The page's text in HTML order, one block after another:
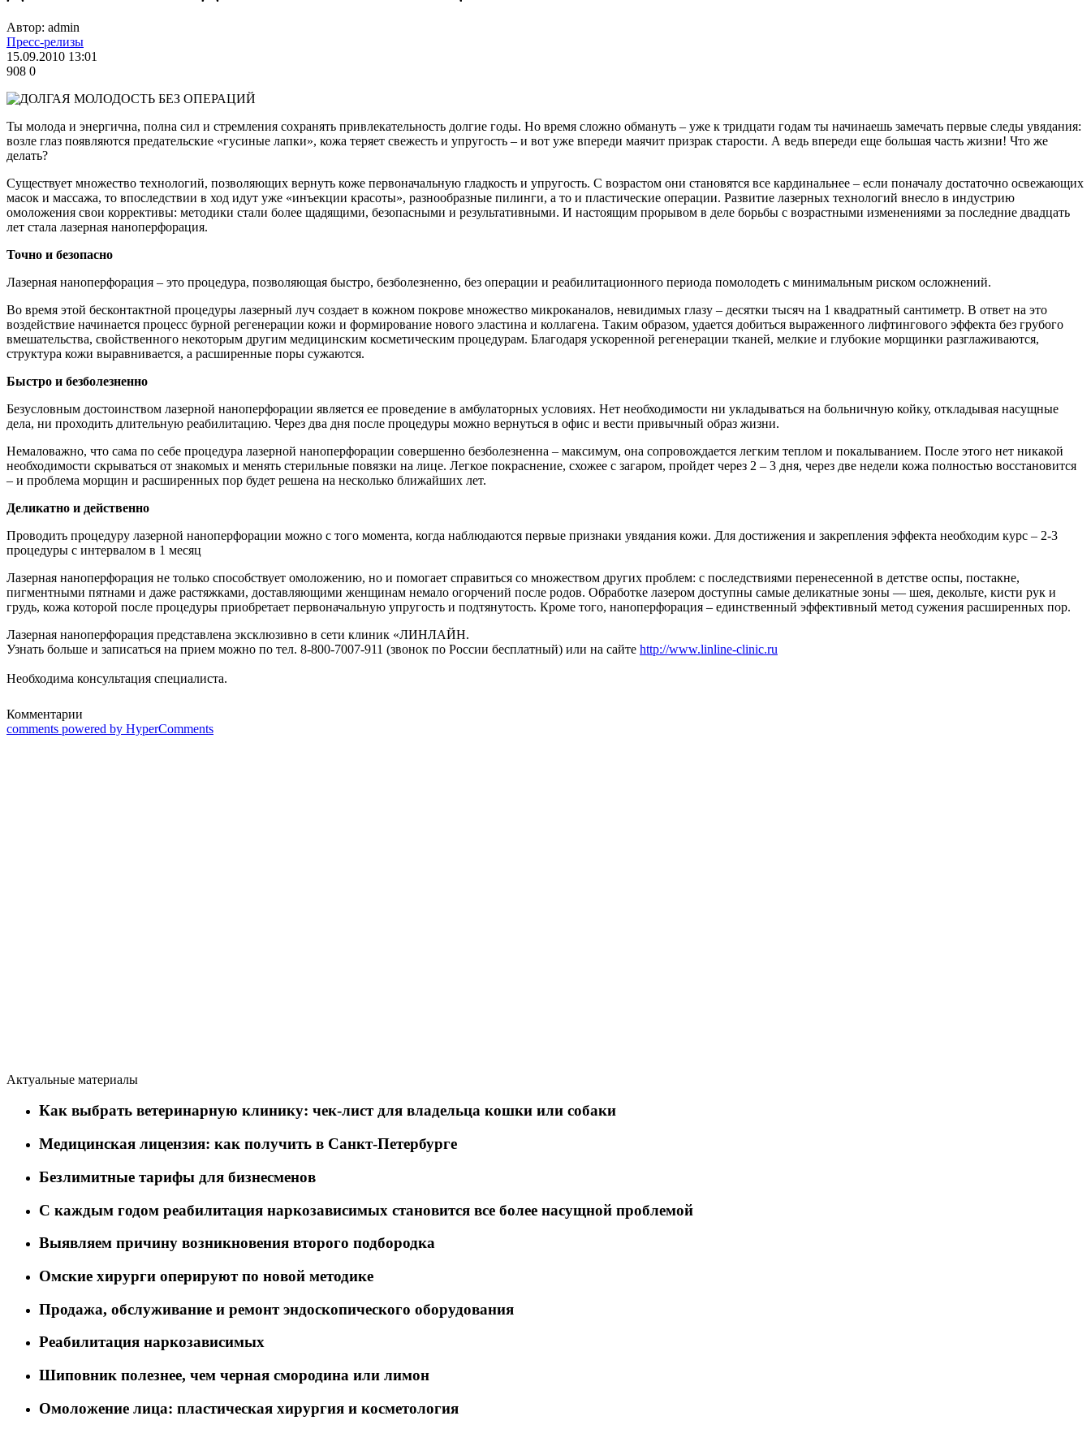
Автор: admin
Пресс-релизы
15.09.2010 13:01
908 0
Ты молода и энергична, полна сил и стремления сохранять привлекательность долгие годы. Но время сложно обмануть – уже к тридцати годам ты начинаешь замечать первые следы увядания:
возле глаз появляются предательские «гусиные лапки», кожа теряет свежесть и упругость – и вот уже впереди маячит призрак старости. А ведь впереди еще большая часть жизни! Что же
делать?
Существует множество технологий, позволяющих вернуть коже первоначальную гладкость и упругость. С возрастом они становятся все кардинальнее – если поначалу достаточно освежающих
масок и массажа, то впоследствии в ход идут уже «инъекции красоты», разнообразные пилинги, а то и пластические операции. Развитие лазерных технологий внесло в индустрию
омоложения свои коррективы: методики стали более щадящими, безопасными и результативными. И настоящим прорывом в деле борьбы с возрастными изменениями за последние двадцать
лет стала лазерная наноперфорация.
Точно и безопасно
Лазерная наноперфорация – это процедура, позволяющая быстро, безболезненно, без операции и реабилитационного периода помолодеть с минимальным риском осложнений.
Во время этой бесконтактной процедуры лазерный луч создает в кожном покрове множество микроканалов, невидимых глазу – десятки тысяч на 1 квадратный сантиметр. В ответ на это
воздействие начинается процесс бурной регенерации кожи и формирование нового эластина и коллагена. Таким образом, удается добиться выраженного лифтингового эффекта без грубого
вмешательства, свойственного некоторым другим медицинским косметическим процедурам. Благодаря ускоренной регенерации тканей, мелкие и глубокие морщинки разглаживаются,
структура кожи выравнивается, а расширенные поры сужаются.
Быстро и безболезненно
Безусловным достоинством лазерной наноперфорации является ее проведение в амбулаторных условиях. Нет необходимости ни укладываться на больничную койку, откладывая насущные
дела, ни проходить длительную реабилитацию. Через два дня после процедуры можно вернуться в офис и вести привычный образ жизни.
Немаловажно, что сама по себе процедура лазерной наноперфорации совершенно безболезненна – максимум, она сопровождается легким теплом и покалыванием. После этого нет никакой
необходимости скрываться от знакомых и менять стерильные повязки на лице. Легкое покраснение, схожее с загаром, пройдет через 2 – 3 дня, через две недели кожа полностью восстановится
– и проблема морщин и расширенных пор будет решена на несколько ближайших лет.
Деликатно и действенно
Проводить процедуру лазерной наноперфорации можно с того момента, когда наблюдаются первые признаки увядания кожи. Для достижения и закрепления эффекта необходим курс – 2-3
процедуры с интервалом в 1 месяц
Лазерная наноперфорация не только способствует омоложению, но и помогает справиться со множеством других проблем: с последствиями перенесенной в детстве оспы, постакне,
пигментными пятнами и даже растяжками, доставляющими женщинам немало огорчений после родов. Обработке лазером доступны самые деликатные зоны — шея, декольте, кисти рук и
грудь, кожа которой после процедуры приобретает первоначальную упругость и подтянутость. Кроме того, наноперфорация – единственный эффективный метод сужения расширенных пор.
Лазерная наноперфорация представлена эксклюзивно в сети клиник «ЛИНЛАЙН.
Узнать больше и записаться на прием можно по тел. 8-800-7007-911 (звонок по России бесплатный) или на сайте http://www.linline-clinic.ru
Необходима консультация специалиста.
Комментарии
comments powered by HyperComments
Актуальные материалы
Как выбрать ветеринарную клинику: чек-лист для владельца кошки или собаки
Медицинская лицензия: как получить в Санкт-Петербурге
Безлимитные тарифы для бизнесменов
C каждым годом реабилитация наркозависимых становится все более насущной проблемой
Выявляем причину возникновения второго подбородка
Омские хирурги оперируют по новой методике
Продажа, обслуживание и ремонт эндоскопического оборудования
Реабилитация наркозависимых
Шиповник полезнее, чем черная смородина или лимон
Омоложение лица: пластическая хирургия и косметология